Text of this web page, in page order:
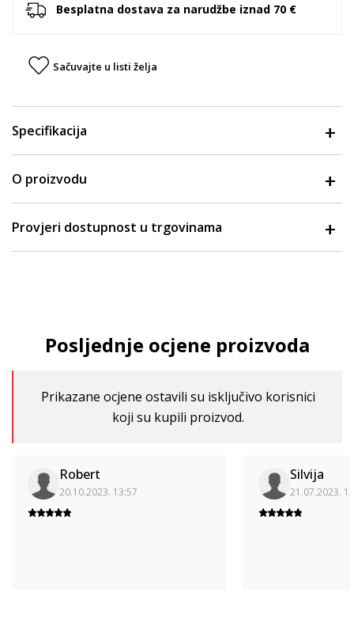
Besplatna dostava za narudžbe iznad 70 €
Sačuvajte u listi želja
Specifikacija
O proizvodu
Provjeri dostupnost u trgovinama
Posljednje ocjene proizvoda
Prikazane ocjene ostavili su isključivo korisnici
koji su kupili proizvod.
Robert
20.10.2023. 13:57
Silvija
21.07.2023.